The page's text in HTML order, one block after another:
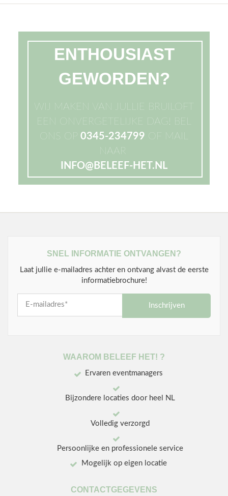
ENTHOUSIAST
GEWORDEN?
WIJ MAKEN VAN JULLIE BRUILOFT
EEN ONVERGETELIJKE DAG! BEL
0345-234799 OF MAIL
NAAR
INFO@BELEEF-HET.NL
SNEL INFORMATIE ONTVANGEN?
Laat jullie e-mailadres achter en ontvang alvast de eerste
informatiebrochure!
Inschrijven
WAAROM BELEEF HET! ?
Ervaren eventmanagers
Bijzondere locaties door heel NL
Volledig verzorgd
Persoonlijke en professionele service
Mogelijk op eigen locatie
CONTACTGEGEVENS